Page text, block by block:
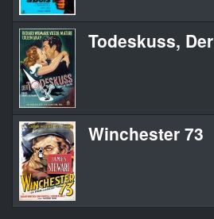
Todeskuss, Der
Winchester 73